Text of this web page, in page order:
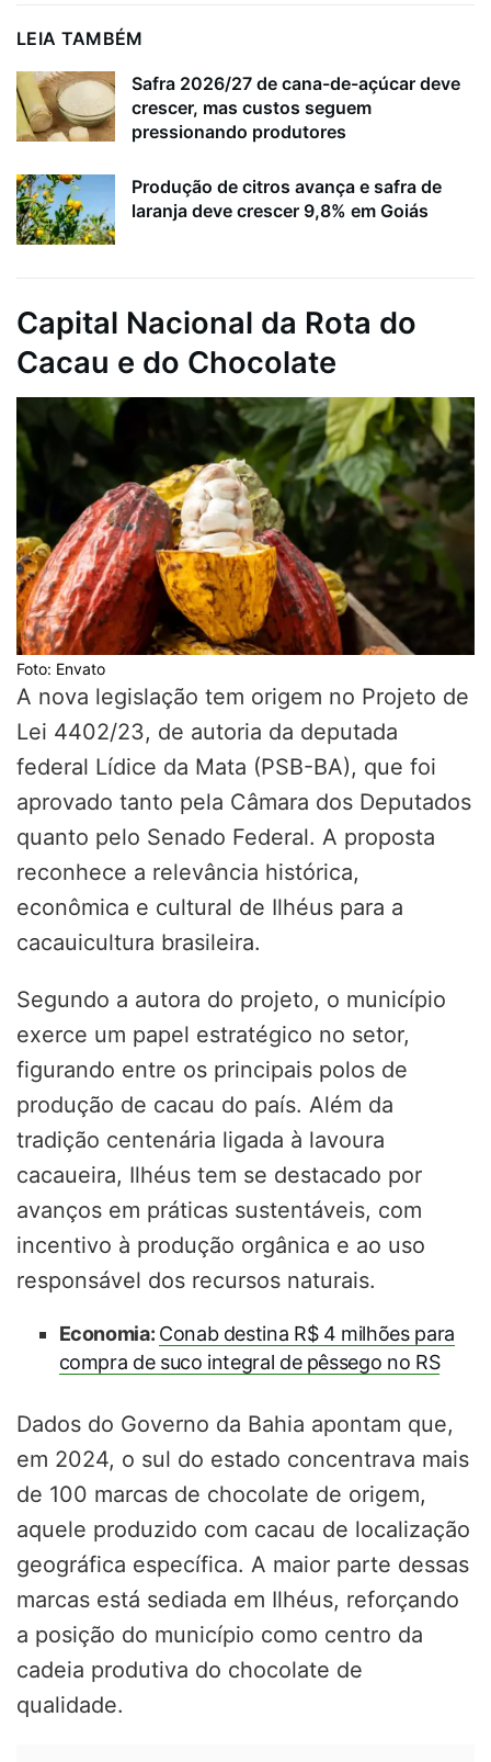
LEIA TAMBÉM
Safra 2026/27 de cana-de-açúcar deve
crescer, mas custos seguem
pressionando produtores
Produção de citros avança e safra de
laranja deve crescer 9,8% em Goiás
Capital Nacional da Rota do
Cacau e do Chocolate
Foto: Envato
A nova legislação tem origem no Projeto de
Lei 4402/23, de autoria da deputada
federal Lídice da Mata (PSB-BA), que foi
aprovado tanto pela Câmara dos Deputados
quanto pelo Senado Federal. A proposta
reconhece a relevância histórica,
econômica e cultural de Ilhéus para a
cacauicultura brasileira.
Segundo a autora do projeto, o município
exerce um papel estratégico no setor,
figurando entre os principais polos de
produção de cacau do país. Além da
tradição centenária ligada à lavoura
cacaueira, Ilhéus tem se destacado por
avanços em práticas sustentáveis, com
incentivo à produção orgânica e ao uso
responsável dos recursos naturais.
Economia: Conab destina R$ 4 milhões para
compra de suco integral de pêssego no RS
Dados do Governo da Bahia apontam que,
em 2024, o sul do estado concentrava mais
de 100 marcas de chocolate de origem,
aquele produzido com cacau de localização
geográfica específica. A maior parte dessas
marcas está sediada em Ilhéus, reforçando
a posição do município como centro da
cadeia produtiva do chocolate de
qualidade.